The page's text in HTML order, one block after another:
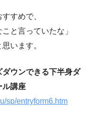
すめで、
と言っていたな」
います。
ウンできる下半身ダ
講座
sp/entryform6.htm